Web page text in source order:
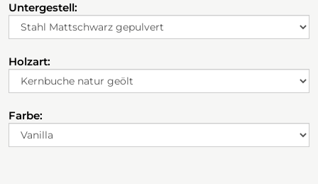
Untergestell:
Holzart:
Farbe: